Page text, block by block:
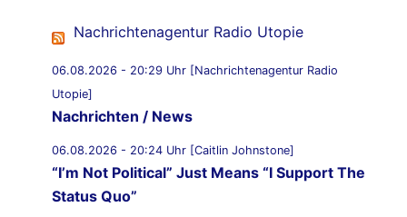
Nachrichtenagentur Radio Utopie
06.08.2026 - 20:29 Uhr [Nachrichtenagentur Radio
Utopie]
Nachrichten / News
06.08.2026 - 20:24 Uhr [Caitlin Johnstone]
“I’m Not Political” Just Means “I Support The
Status Quo”